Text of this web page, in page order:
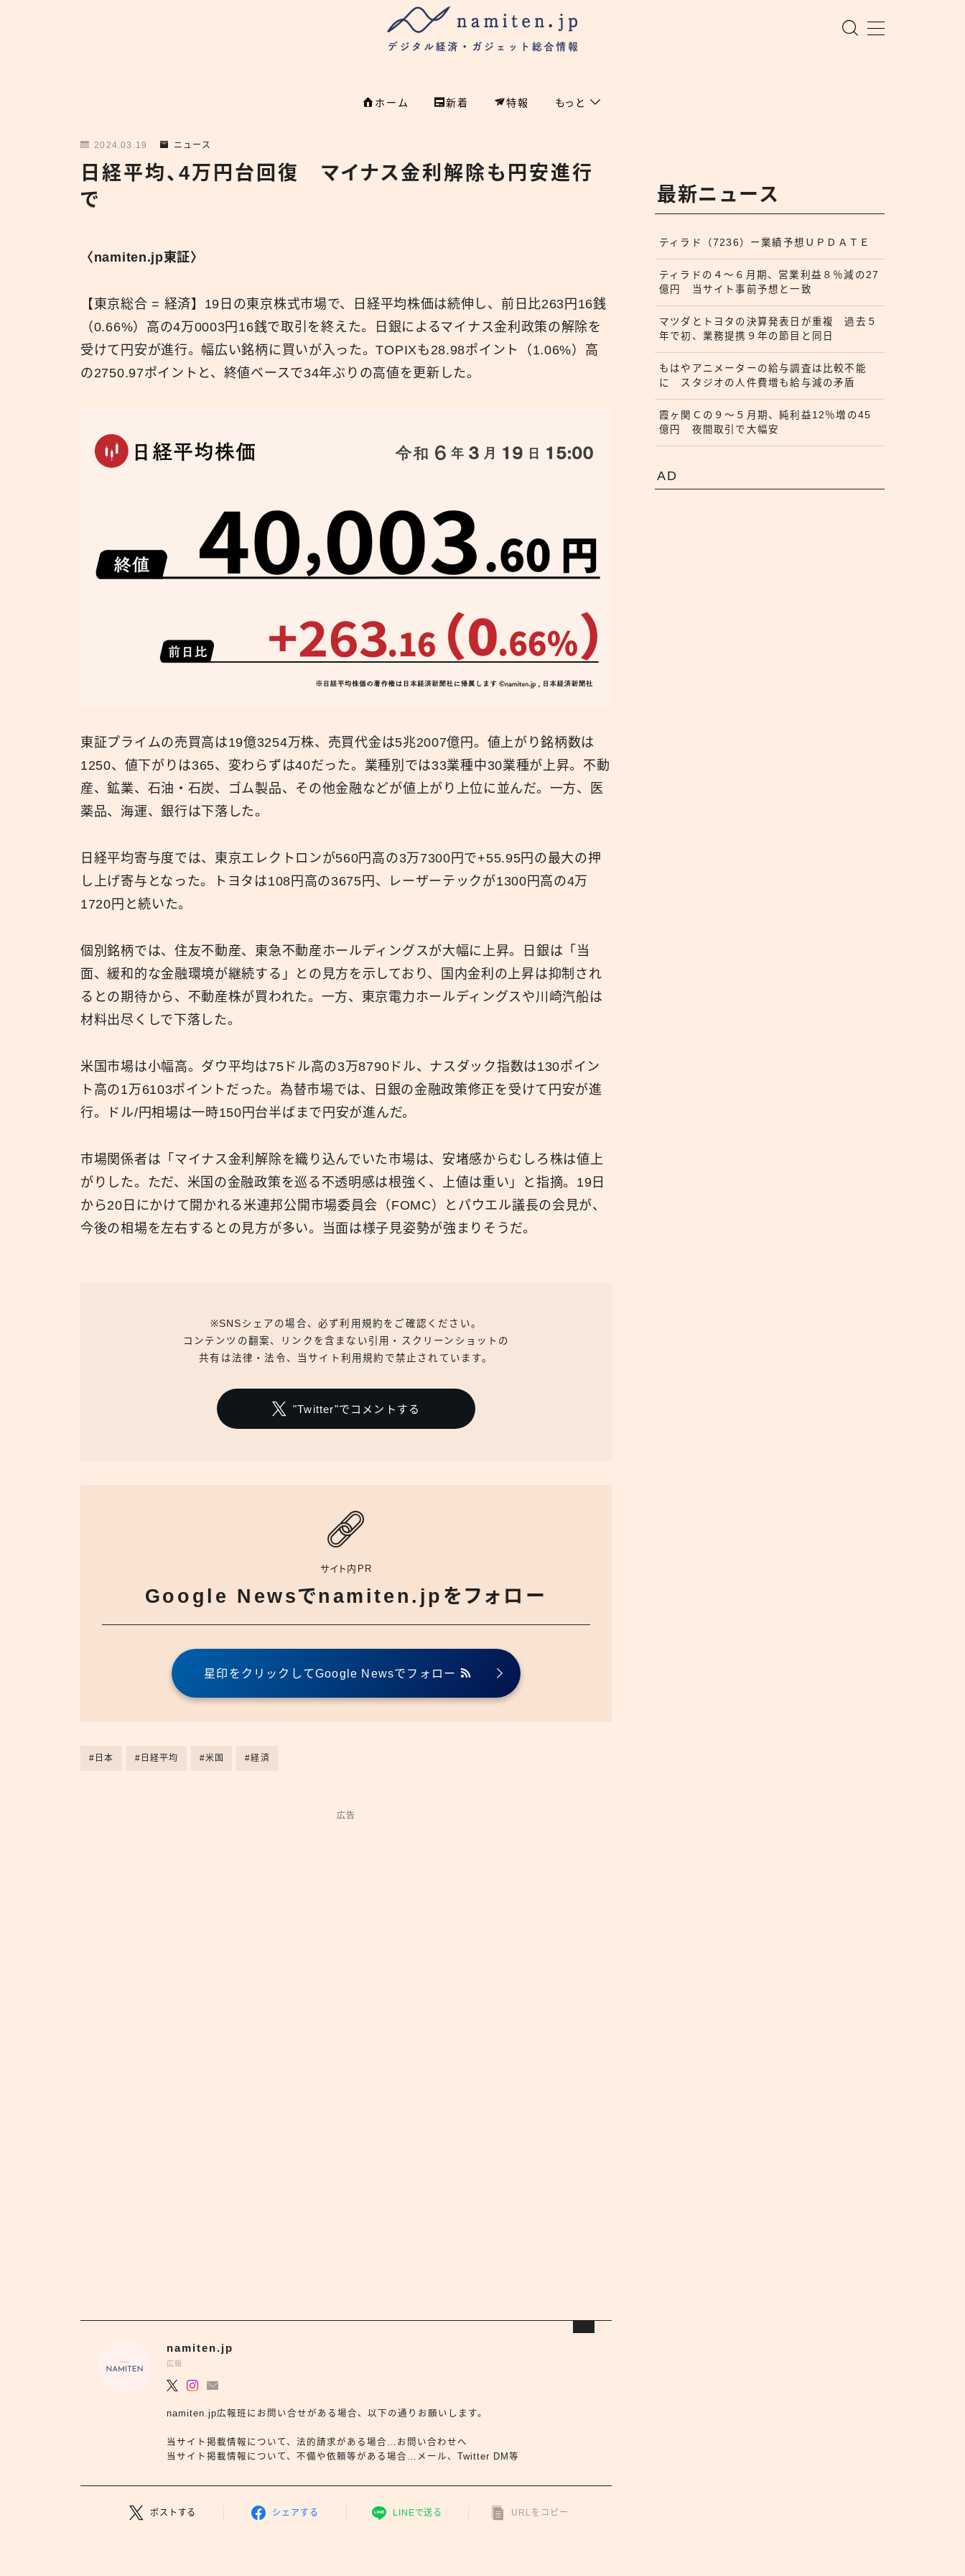
ホーム 新着 特報 もっと
特集
危機管理
広報
特集
2024.03.19 ニュース
日経平均、4万円台回復 マイナス金利解除も円安進行
で
〈namiten.jp東証〉
【東京総合 = 経済】19日の東京株式市場で、日経平均株価は続伸し、前日比263円16銭
（0.66%）高の4万0003円16銭で取引を終えた。日銀によるマイナス金利政策の解除を
受けて円安が進行。幅広い銘柄に買いが入った。TOPIXも28.98ポイント（1.06%）高
の2750.97ポイントと、終値ベースで34年ぶりの高値を更新した。
東証プライムの売買高は19億3254万株、売買代金は5兆2007億円。値上がり銘柄数は
1250、値下がりは365、変わらずは40だった。業種別では33業種中30業種が上昇。不動
産、鉱業、石油・石炭、ゴム製品、その他金融などが値上がり上位に並んだ。一方、医
薬品、海運、銀行は下落した。
日経平均寄与度では、東京エレクトロンが560円高の3万7300円で+55.95円の最大の押
し上げ寄与となった。トヨタは108円高の3675円、レーザーテックが1300円高の4万
1720円と続いた。
個別銘柄では、住友不動産、東急不動産ホールディングスが大幅に上昇。日銀は「当
面、緩和的な金融環境が継続する」との見方を示しており、国内金利の上昇は抑制され
るとの期待から、不動産株が買われた。一方、東京電力ホールディングスや川崎汽船は
材料出尽くしで下落した。
米国市場は小幅高。ダウ平均は75ドル高の3万8790ドル、ナスダック指数は130ポイン
ト高の1万6103ポイントだった。為替市場では、日銀の金融政策修正を受けて円安が進
行。ドル/円相場は一時150円台半ばまで円安が進んだ。
市場関係者は「マイナス金利解除を織り込んでいた市場は、安堵感からむしろ株は値上
がりした。ただ、米国の金融政策を巡る不透明感は根強く、上値は重い」と指摘。19日
から20日にかけて開かれる米連邦公開市場委員会（FOMC）とパウエル議長の会見が、
今後の相場を左右するとの見方が多い。当面は様子見姿勢が強まりそうだ。
※SNSシェアの場合、必ず利用規約をご確認ください。
コンテンツの翻案、リンクを含まない引用・スクリーンショットの
共有は法律・法令、当サイト利用規約で禁止されています。
"Twitter"でコメントする
サイト内PR
Google Newsでnamiten.jpをフォロー
星印をクリックしてGoogle Newsでフォロー
#日本 #日経平均 #米国 #経済
広告
namiten.jp
広報
namiten.jp広報班にお問い合せがある場合、以下の通りお願いします。
当サイト掲載情報について、法的請求がある場合…お問い合わせへ
当サイト掲載情報について、不備や依頼等がある場合…メール、Twitter DM等
ポストする シェアする LINEで送る URLをコピー
最新ニュース
ティラド（7236）ー業績予想ＵＰＤＡＴＥ
ティラドの４〜６月期、営業利益８％減の27
億円 当サイト事前予想と一致
マツダとトヨタの決算発表日が重複 過去５
年で初、業務提携９年の節目と同日
もはやアニメーターの給与調査は比較不能
に スタジオの人件費増も給与減の矛盾
霞ヶ関Ｃの９〜５月期、純利益12％増の45
億円 夜間取引で大幅安
AD